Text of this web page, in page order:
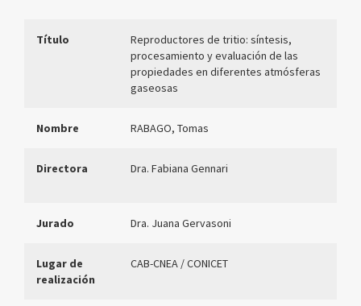
Título
Reproductores de tritio: síntesis,
procesamiento y evaluación de las
propiedades en diferentes atmósferas
gaseosas
Nombre RABAGO, Tomas
Directora Dra. Fabiana Gennari
Jurado Dra. Juana Gervasoni
Lugar de
realización
CAB-CNEA / CONICET